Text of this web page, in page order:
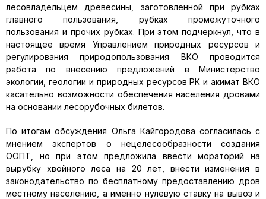
лесовладельцем древесины, заготовленной при рубках
главного пользования, рубках промежуточного
пользования и прочих рубках. При этом подчеркнул, что в
настоящее время Управлением природных ресурсов и
регулирования природопользования ВКО проводится
работа по внесению предложений в Министерство
экологии, геологии и природных ресурсов РК и акимат ВКО
касательно возможности обеспечения населения дровами
на основании лесорубочных билетов.
По итогам обсуждения Ольга Кайгородова согласилась с
мнением экспертов о нецелесообразности создания
ООПТ, но при этом предложила ввести мораторий на
вырубку хвойного леса на 20 лет, внести изменения в
законодательство по бесплатному предоставлению дров
местному населению, а именно нулевую ставку на вывоз и